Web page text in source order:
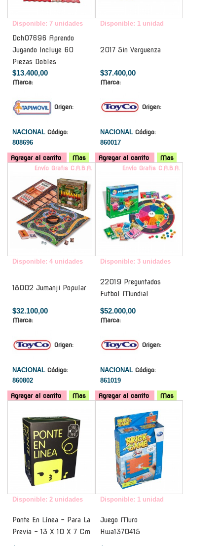
Disponible: 7 unidades
Dch07696 Aprendo
Jugando Incluye 60
Piezas Dobles
$13.400,00
Marca:
Origen:
NACIONAL Código:
808696
Agregar al carrito Mas
Disponible: 1 unidad
2017 Sin Verguenza
$37.400,00
Marca:
Origen:
NACIONAL Código:
860017
Agregar al carrito
Mas
Envío Gratis C.A.B.A.
Disponible: 4 unidades
18002 Jumanji Popular
$32.100,00
Marca:
Origen:
NACIONAL Código:
860802
Agregar al carrito Mas
Envío Gratis C.A.B.A.
Disponible: 3 unidades
22019 Preguntados
Futbol Mundial
$52.000,00
Marca:
Origen:
NACIONAL Código:
861019
Agregar al carrito
Mas
Disponible: 2 unidades
Ponte En Línea - Para La
Previa - 13 X 10 X 7 Cm
Disponible: 1 unidad
Juego Muro
Hwa1370415